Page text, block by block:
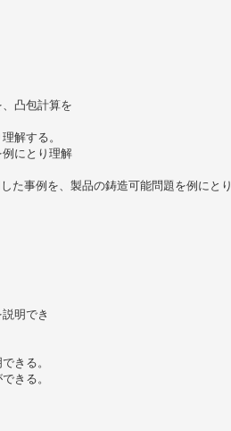
凸包計算を
解する。
にとり理解
た事例を、製品の鋳造可能問題を例にとり
明でき
きる。
きる。